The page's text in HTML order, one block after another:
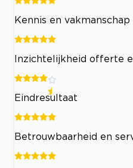
Kennis en vakmanschap
Inzichtelijkheid offerte
Eindresultaat
Betrouwbaarheid en